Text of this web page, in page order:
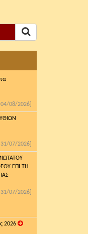
08/2026]
07/2026]
ΕΠΙ ΤΗ
07/2026]
2026